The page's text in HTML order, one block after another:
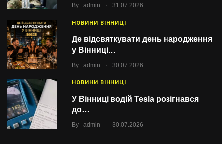
By admin . 31.07.2026
НОВИНИ ВІННИЦІ
Де відсвяткувати день народження
у Вінниці…
By admin . 30.07.2026
НОВИНИ ВІННИЦІ
У Вінниці водій Tesla розігнався
до…
By admin . 30.07.2026